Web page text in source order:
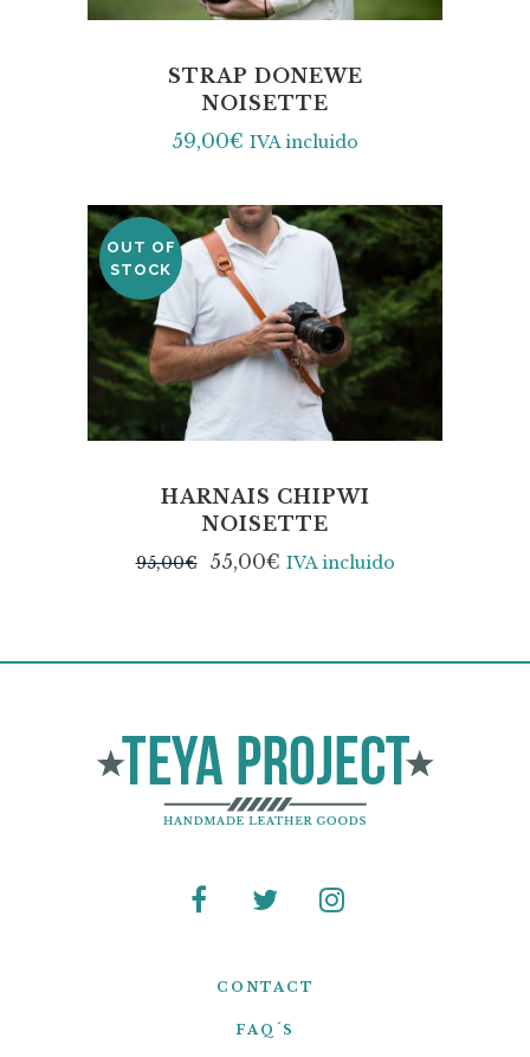
STRAP DONEWE
NOISETTE
59,00€ IVA incluido
SALE
OUT OF
STOCK
HARNAIS CHIPWI
NOISETTE
95,00€ 55,00€ IVA incluido
CONTACT
FAQ´S